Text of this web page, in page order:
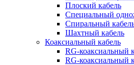
Плоский кабель
Специальный
Спиральный
Шахтный кабель
Коаксиальный кабель
RG-коаксиальный
RG-коаксиальный